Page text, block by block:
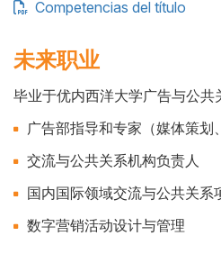
Competencias del título
未来职业
Cuerpo
毕业于优内西洋大学广告与公共
广告部指导和专家（媒体策划
交流与公共关系机构负责人
国内国际领域交流与公共关系
数字营销活动设计与管理